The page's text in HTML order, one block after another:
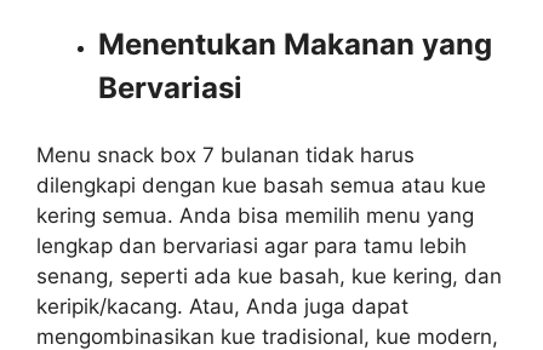
Menentukan Makanan yang
Bervariasi
Menu snack box 7 bulanan tidak harus
dilengkapi dengan kue basah semua atau kue
kering semua. Anda bisa memilih menu yang
lengkap dan bervariasi agar para tamu lebih
senang, seperti ada kue basah, kue kering, dan
keripik/kacang. Atau, Anda juga dapat
mengombinasikan kue tradisional, kue modern,